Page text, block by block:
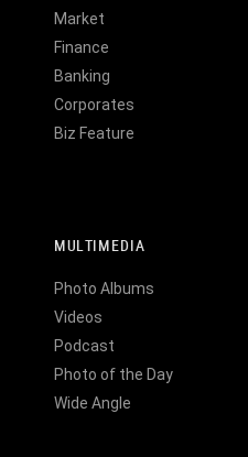
Market
Finance
Banking
Corporates
Biz Feature
MULTIMEDIA
Photo Albums
Videos
Podcast
Photo of the Day
Wide Angle